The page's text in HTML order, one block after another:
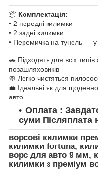
📦 Комплектація:
• 2 передні килимки
• 2 задні килимки
• Перемичка на тунель — у
🚗 Підходять для всіх типів
позашляховиків
🧼 Легко чистяться
💼 Ідеальні як для
авто
Оплата :
суми Післяплата
ворсові килимки
килимки fortuna,
ворс для авто 9 мм,
килимки з преміум